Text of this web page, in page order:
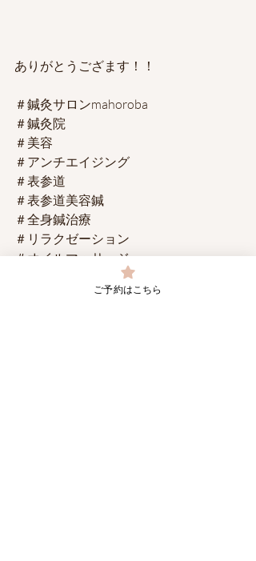
ありがとうござます！！
＃鍼灸サロンmahoroba
＃鍼灸院
＃美容
＃アンチエイジング
＃表参道
＃表参道美容鍼
＃全身鍼治療
＃リラクゼーション
＃オイルマッサージ
ご予約はこちら